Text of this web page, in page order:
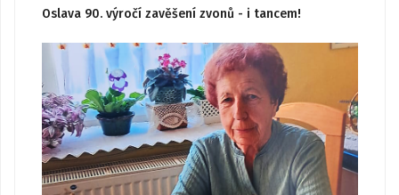
Oslava 90. výročí zavěšení zvonů - i tancem!